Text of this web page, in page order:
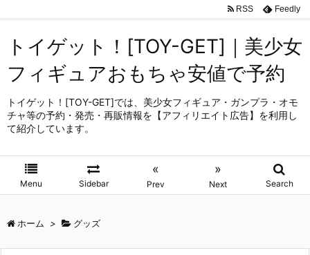
トイゲット！[TOY-GET]｜美少女
フィギュアおもちゃ安値で予約
トイゲット！[TOY-GET]では、美少女フィギュア・ガンプラ・オモ
チャ等の予約・発売・再販情報を【アフィリエイト広告】を利用し
て紹介しています。
Menu Sidebar
«
Prev
»
Next Search
RSS Feedly
ホーム > グッズ